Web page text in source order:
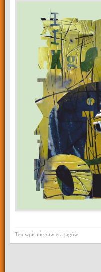
Ten wpis nie zawiera tagów